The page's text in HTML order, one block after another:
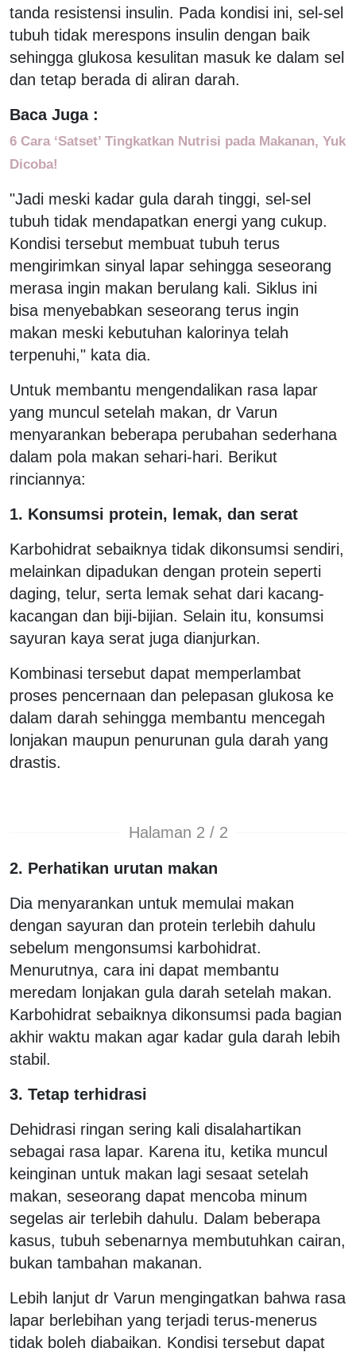
tanda resistensi insulin. Pada kondisi ini, sel-sel
tubuh tidak merespons insulin dengan baik
sehingga glukosa kesulitan masuk ke dalam sel
dan tetap berada di aliran darah.
Baca Juga :
6 Cara ‘Satset’ Tingkatkan Nutrisi pada Makanan, Yuk
Dicoba!
"Jadi meski kadar gula darah tinggi, sel-sel
tubuh tidak mendapatkan energi yang cukup.
Kondisi tersebut membuat tubuh terus
mengirimkan sinyal lapar sehingga seseorang
merasa ingin makan berulang kali. Siklus ini
bisa menyebabkan seseorang terus ingin
makan meski kebutuhan kalorinya telah
terpenuhi," kata dia.
Untuk membantu mengendalikan rasa lapar
yang muncul setelah makan, dr Varun
menyarankan beberapa perubahan sederhana
dalam pola makan sehari-hari. Berikut
rinciannya:
1. Konsumsi protein, lemak, dan serat
Karbohidrat sebaiknya tidak dikonsumsi sendiri,
melainkan dipadukan dengan protein seperti
daging, telur, serta lemak sehat dari kacang-
kacangan dan biji-bijian. Selain itu, konsumsi
sayuran kaya serat juga dianjurkan.
Kombinasi tersebut dapat memperlambat
proses pencernaan dan pelepasan glukosa ke
dalam darah sehingga membantu mencegah
lonjakan maupun penurunan gula darah yang
drastis.
Halaman 2 / 2
2. Perhatikan urutan makan
Dia menyarankan untuk memulai makan
dengan sayuran dan protein terlebih dahulu
sebelum mengonsumsi karbohidrat.
Menurutnya, cara ini dapat membantu
meredam lonjakan gula darah setelah makan.
Karbohidrat sebaiknya dikonsumsi pada bagian
akhir waktu makan agar kadar gula darah lebih
stabil.
3. Tetap terhidrasi
Dehidrasi ringan sering kali disalahartikan
sebagai rasa lapar. Karena itu, ketika muncul
keinginan untuk makan lagi sesaat setelah
makan, seseorang dapat mencoba minum
segelas air terlebih dahulu. Dalam beberapa
kasus, tubuh sebenarnya membutuhkan cairan,
bukan tambahan makanan.
Lebih lanjut dr Varun mengingatkan bahwa rasa
lapar berlebihan yang terjadi terus-menerus
tidak boleh diabaikan. Kondisi tersebut dapat